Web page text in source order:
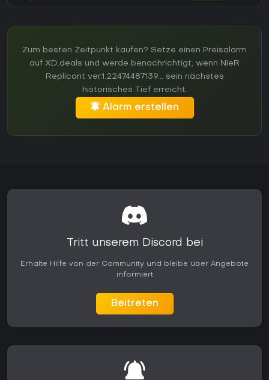
Zum besten Zeitpunkt kaufen? Setze einen Preisalarm
auf XD.deals und werde benachrichtigt, wenn NieR
Replicant ver.1.22474487139... sein nächstes
historisches Tief erreicht.
Alarm erstellen
Tritt unserem Discord bei
Erhalte Hilfe von der Community und bleibe über Angebote
informiert
Beitreten